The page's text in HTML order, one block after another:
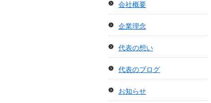
会社概要
企業理念
代表の想い
代表のブログ
お知らせ